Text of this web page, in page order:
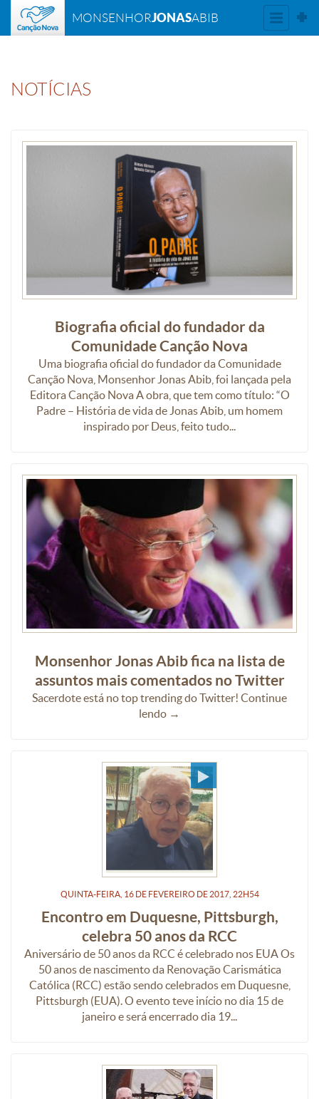
MONSENHORJONASABIB
NOTÍCIAS
Biografia oficial do fundador da
Comunidade Canção Nova
Uma biografia oficial do fundador da Comunidade
Canção Nova, Monsenhor Jonas Abib, foi lançada pela
Editora Canção Nova A obra, que tem como título: “O
Padre – História de vida de Jonas Abib, um homem
inspirado por Deus, feito tudo...
Monsenhor Jonas Abib fica na lista de
assuntos mais comentados no Twitter
Sacerdote está no top trending do Twitter! Continue
lendo →
QUINTA-FEIRA, 16DEFEVEREIRO DE2017, 22H54
Encontro em Duquesne, Pittsburgh,
celebra 50 anos da RCC
Aniversário de 50 anos da RCC é celebrado nos EUA Os
50 anos de nascimento da Renovação Carismática
Católica (RCC) estão sendo celebrados em Duquesne,
Pittsburgh (EUA). O evento teve início no dia 15 de
janeiro e será encerrado dia 19...